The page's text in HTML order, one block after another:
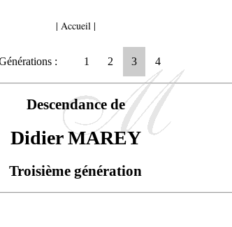
| Accueil|
: 1 2 3 4
Descendance de
Didier MAREY
Troisième génération